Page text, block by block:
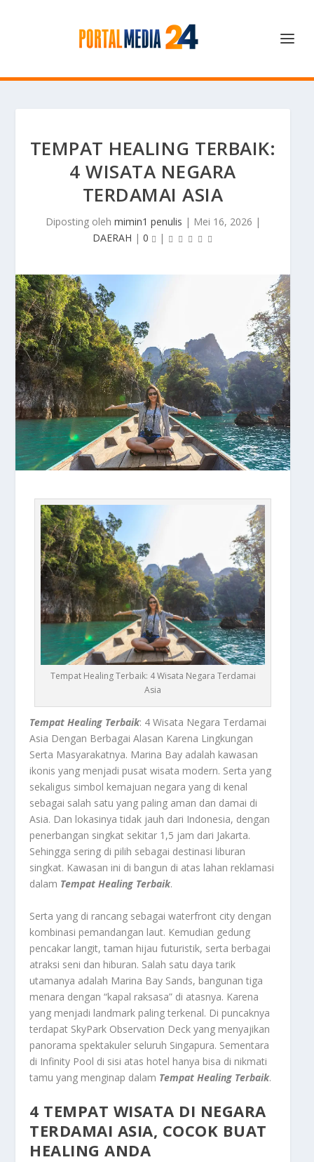
TEMPAT HEALING TERBAIK:
4 WISATA NEGARA
TERDAMAI ASIA
Diposting oleh mimin1 penulis | Mei 16, 2026 |
DAERAH | 0 |
Tempat Healing Terbaik: 4 Wisata Negara Terdamai
Asia
Tempat Healing Terbaik: 4 Wisata Negara Terdamai
Asia Dengan Berbagai Alasan Karena Lingkungan
Serta Masyarakatnya. Marina Bay adalah kawasan
ikonis yang menjadi pusat wisata modern. Serta yang
sekaligus simbol kemajuan negara yang di kenal
sebagai salah satu yang paling aman dan damai di
Asia. Dan lokasinya tidak jauh dari Indonesia, dengan
penerbangan singkat sekitar 1,5 jam dari Jakarta.
Sehingga sering di pilih sebagai destinasi liburan
singkat. Kawasan ini di bangun di atas lahan reklamasi
dalam Tempat Healing Terbaik.
Serta yang di rancang sebagai waterfront city dengan
kombinasi pemandangan laut. Kemudian gedung
pencakar langit, taman hijau futuristik, serta berbagai
atraksi seni dan hiburan. Salah satu daya tarik
utamanya adalah Marina Bay Sands, bangunan tiga
menara dengan “kapal raksasa” di atasnya. Karena
yang menjadi landmark paling terkenal. Di puncaknya
terdapat SkyPark Observation Deck yang menyajikan
panorama spektakuler seluruh Singapura. Sementara
di Infinity Pool di sisi atas hotel hanya bisa di nikmati
tamu yang menginap dalam Tempat Healing Terbaik.
4 TEMPAT WISATA DI NEGARA
TERDAMAI ASIA, COCOK BUAT
HEALING ANDA